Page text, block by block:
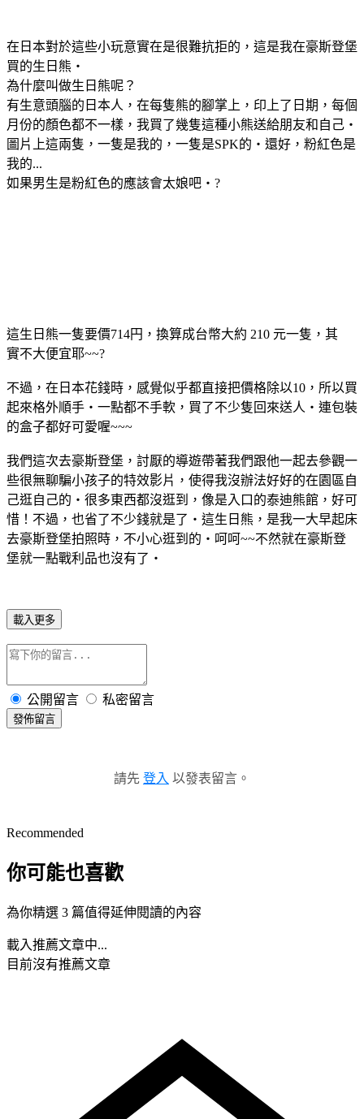
在日本對於這些小玩意實在是很難抗拒的，這是我在豪斯登堡
買的生日熊‧
為什麼叫做生日熊呢？
有生意頭腦的日本人，在每隻熊的腳掌上，印上了日期，每個
月份的顏色都不一樣，我買了幾隻這種小熊送給朋友和自己‧
圖片上這兩隻，一隻是我的，一隻是SPK的‧還好，粉紅色是
我的...
如果男生是粉紅色的應該會太娘吧‧ ?
這生日熊一隻要價714円，換算成台幣大約 210 元一隻，其
實不大便宜耶~~?
不過，在日本花錢時，感覺似乎都直接把價格除以10，所以買
起來格外順手‧一點都不手軟，買了不少隻回來送人‧連包裝
的盒子都好可愛喔~~~
我們這次去豪斯登堡，討厭的導遊帶著我們跟他一起去參觀一
些很無聊騙小孩子的特效影片，使得我沒辦法好好的在園區自
己逛自己的‧很多東西都沒逛到，像是入口的泰迪熊館，好可
惜！不過，也省了不少錢就是了‧這生日熊，是我一大早起床
去豪斯登堡拍照時，不小心逛到的‧呵呵~~不然就在豪斯登
堡就一點戰利品也沒有了‧
載入更多
公開留言 私密留言
發佈留言
請先 登入 以發表留言。
Recommended
你可能也喜歡
為你精選 3 篇值得延伸閱讀的內容
載入推薦文章中...
目前沒有推薦文章